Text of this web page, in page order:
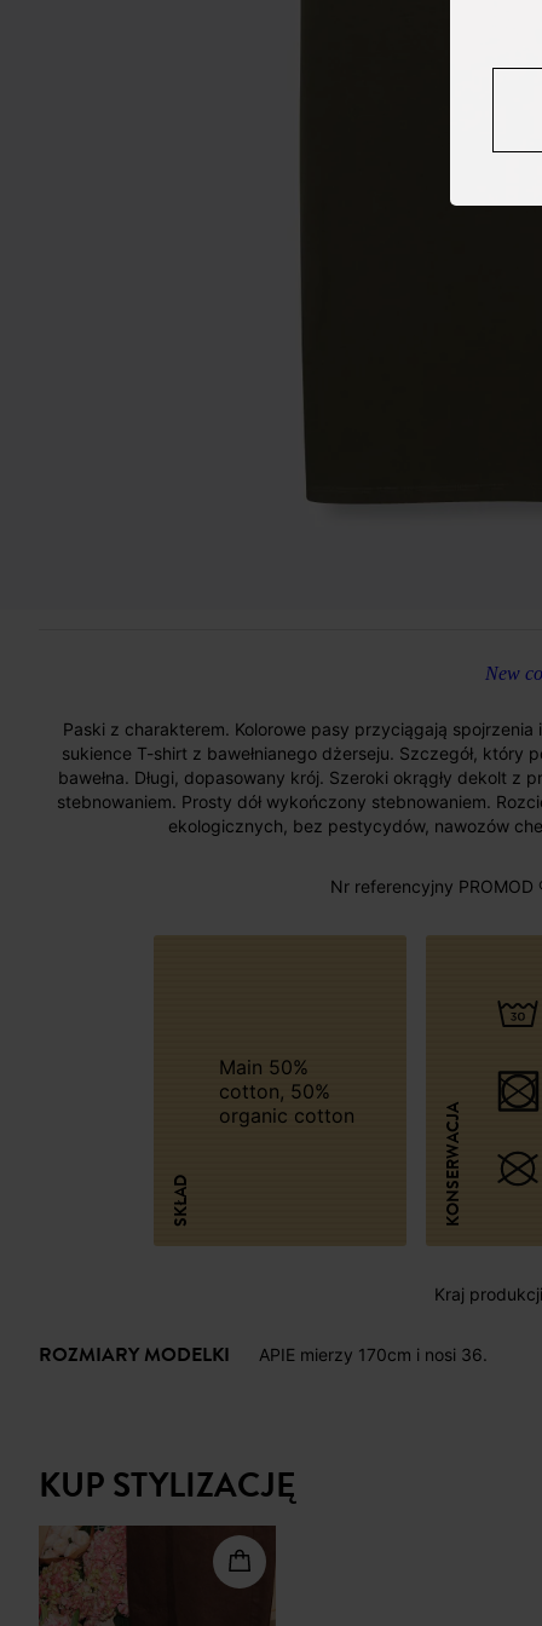
New
Paski z charakterem. Kolorowe pasy przyciągają
sukience T-shirt z bawełnianego dżerseju. Szczegół,
bawełna. Długi, dopasowany krój. Szeroki okrągły dekolt
stebnowaniem. Prosty dół wykończony stebnowaniem.
ekologicznych, bez pestycydów, nawozów
Nr referencyjny
SKŁAD
Main 50%
cotton, 50%
organic cotton
KONSERWACJA
Kraj
ROZMIARY MODELKI APIE mierzy 170cm i nosi 36.
KUP STYLIZACJĘ